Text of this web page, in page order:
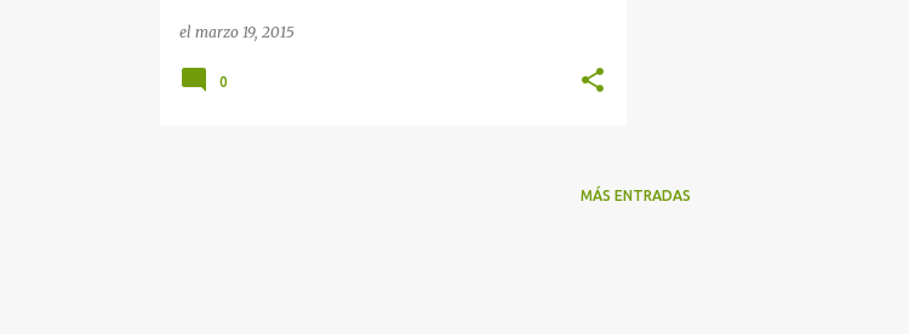
el marzo 19, 2015
0
MÁS ENTRADAS